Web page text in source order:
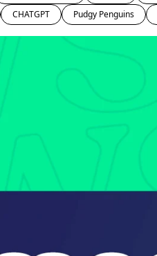
CHATGPT Pudgy Penguins